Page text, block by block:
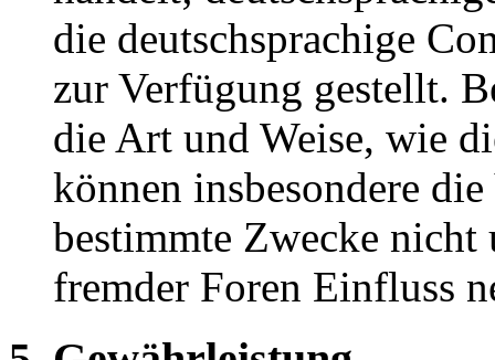
die deutschsprachige
zur Verfügung gestellt.
die Art und Weise, wie
können insbesondere
bestimmte Zwecke nicht
fremder Foren Einfluss